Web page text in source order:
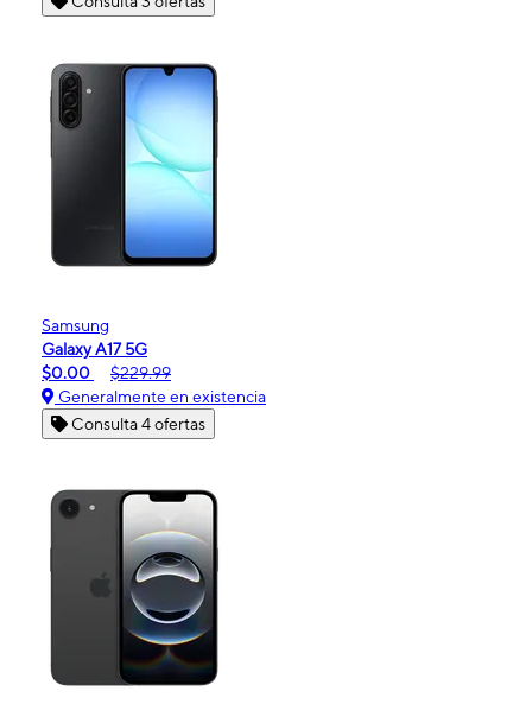
Samsung
Galaxy A17 5G
$0.00
$229.99
Generalmente en existencia
Consulta 4 ofertas